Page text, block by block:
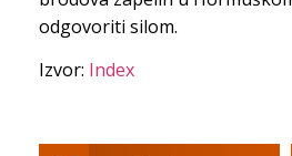
odgovoriti silom.
Izvor: Index